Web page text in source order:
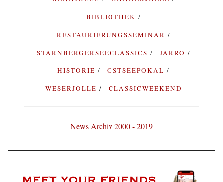
BIBLIOTHEK
RESTAURIERUNGSSEMINAR
STARNBERGERSEECLASSICS
JARRO
HISTORIE
OSTSEEPOKAL
WESERJOLLE
CLASSICWEEKEND
News Archiv 2000 - 2019